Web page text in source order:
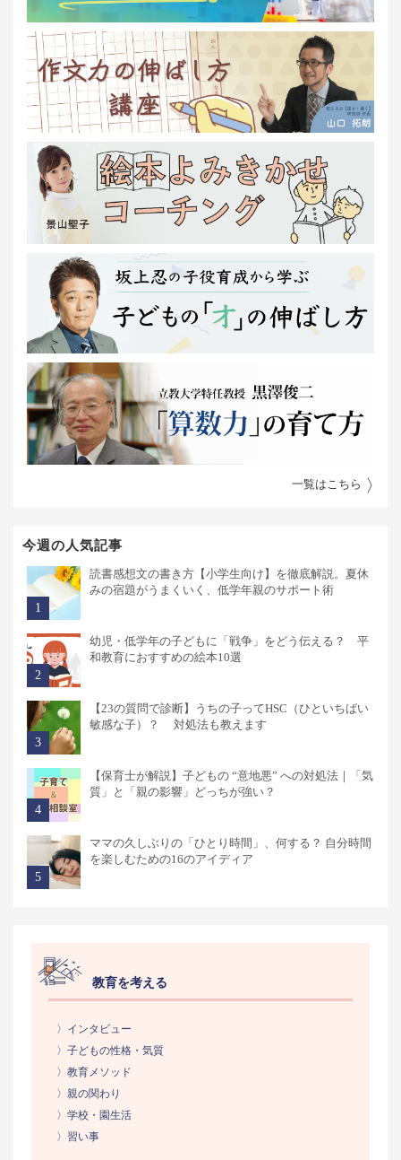
一覧はこちら
今週の人気記事
読書感想文の書き方【小学生向け】を徹底解説。夏休
みの宿題がうまくいく、低学年親のサポート術
幼児・低学年の子どもに「戦争」をどう伝える？ 平
和教育におすすめの絵本10選
【23の質問で診断】うちの子ってHSC（ひといちばい
敏感な子）？ 対処法も教えます
【保育士が解説】子どもの “意地悪” への対処法｜「気
質」と「親の影響」どっちが強い？
ママの久しぶりの「ひとり時間」、何する？ 自分時間
を楽しむための16のアイディア
教育を考える
〉インタビュー
〉子どもの性格・気質
〉教育メソッド
〉親の関わり
〉学校・園生活
〉習い事